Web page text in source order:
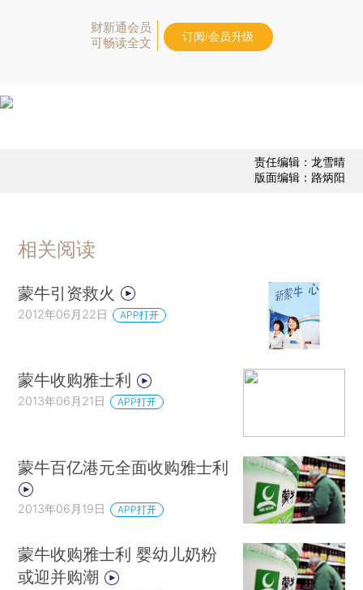
财新通会员
可畅读全文
订阅/会员升级
责任编辑：龙雪晴
版面编辑：路炳阳
相关阅读
蒙牛引资救火
2012年06月22日 APP打开
蒙牛收购雅士利
2013年06月21日 APP打开
蒙牛百亿港元全面收购雅士利
2013年06月19日 APP打开
蒙牛收购雅士利 婴幼儿奶粉
或迎并购潮